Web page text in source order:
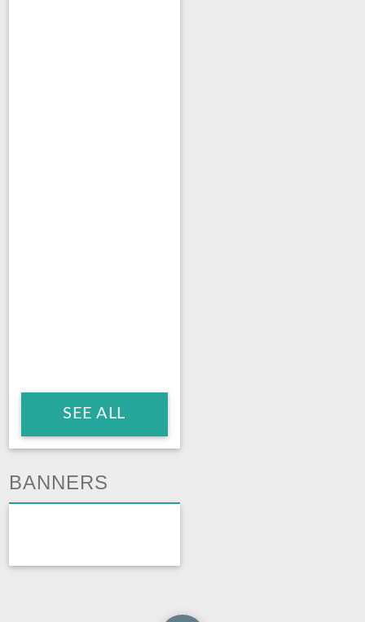
SEE ALL
BANNERS